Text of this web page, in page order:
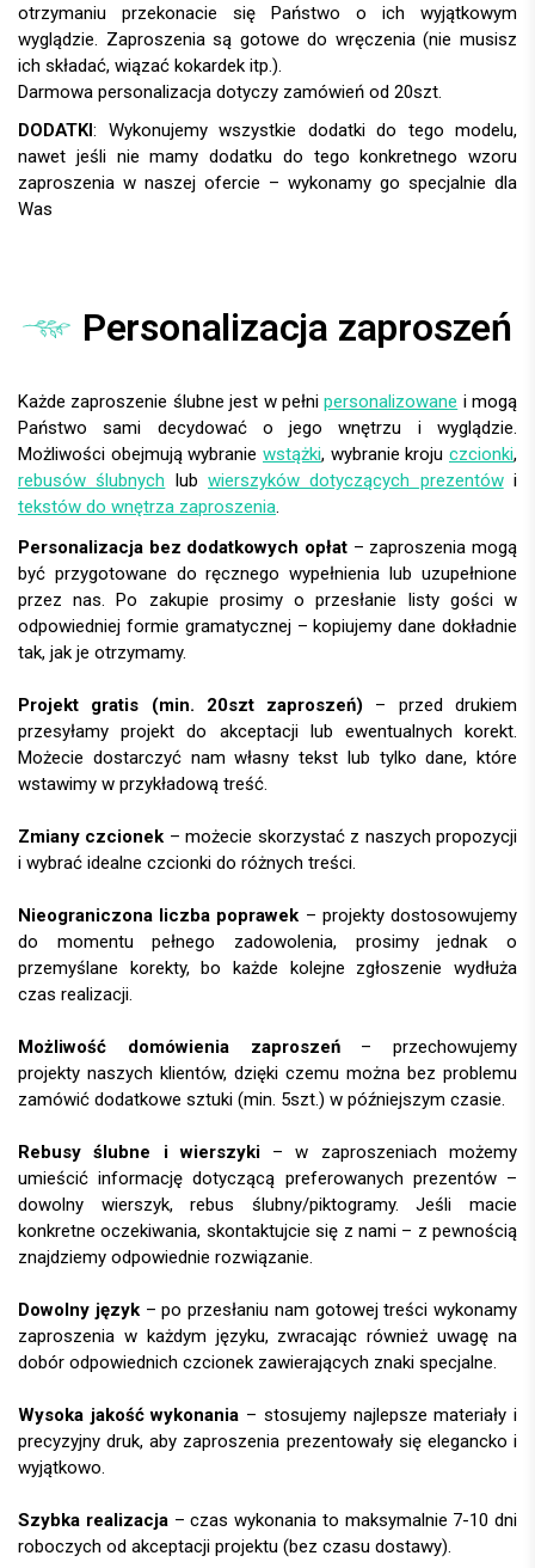
DODATKI:
Personalizacja zaproszeń
Każde zaproszenie ślubne jest w pełnipersonalizowane i mogą
Państwo sami decydować o jego wnętrzu i wyglądzie.
Możliwości obejmują wybranie wstążki, wybranie kroju czcionki,
rebusów ślubnych lubwierszyków dotyczących prezentówi
tekstów do wnętrza zaproszenia.
Personalizacja bez dodatkowych opłat – zaproszenia mogą
być przygotowane do ręcznego wypełnienia lub uzupełnione
przez nas. Po zakupie prosimy o przesłanie listy gości w
odpowiedniej formie gramatycznej – kopiujemy dane dokładnie
tak, jak je otrzymamy.
Projekt gratis (min. 20szt zaproszeń) – przed drukiem
przesyłamy projekt do akceptacji lub ewentualnych korekt.
Możecie dostarczyć nam własny tekst lub tylko dane, które
wstawimy w przykładową treść.
Zmiany czcionek – możecie skorzystać z naszych propozycji
i wybrać idealne czcionki do różnych treści.
Nieograniczona liczba poprawek – projekty dostosowujemy
do momentu pełnego zadowolenia, prosimy jednak o
przemyślane korekty, bo każde kolejne zgłoszenie wydłuża
czas realizacji.
Możliwość domówienia zaproszeń– przechowujemy
projekty naszych klientów, dzięki czemu można bez problemu
zamówić dodatkowe sztuki (min. 5szt.) w późniejszym czasie.
Rebusy ślubne i wierszyki– w zaproszeniach możemy
umieścić informację dotyczącą preferowanych prezentów –
dowolny wierszyk, rebus ślubny/piktogramy. Jeśli macie
konkretne oczekiwania, skontaktujcie się z nami – z pewnością
znajdziemy odpowiednie rozwiązanie.
Dowolny język– po przesłaniu nam gotowej treści wykonamy
zaproszenia w każdym języku, zwracając również uwagę na
dobór odpowiednich czcionek zawierających znaki specjalne.
Wysoka jakość wykonania – stosujemy najlepsze materiały i
precyzyjny druk, aby zaproszenia prezentowały się elegancko i
wyjątkowo.
Szybka realizacja– czas wykonania to maksymalnie 7-10 dni
roboczych od akceptacji projektu (bez czasu dostawy).